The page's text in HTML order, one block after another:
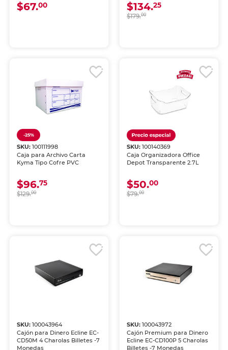
$67.00 $134.25
$179.00
-25%
SKU:100111998
Caja para Archivo Carta
Kyma Tipo Cofre PVC
$96.75
$129.00
SKU: 100140369
Caja Organizadora Office
Depot Transparente 2.7L
$50.00
$79.00
SKU:100043964
Cajón para Dinero Ecline EC-
CD50M 4 Charolas Billetes -7
Monedas
SKU: 100043972
Cajón Premium para Dinero
Ecline EC-CD100P 5 Charolas
Billetes -7 Monedas